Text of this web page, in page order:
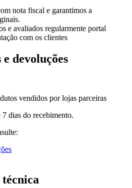
nota fiscal e garantimos a
e avaliados regularmente portal
com os clientes
devoluções
vendidos por lojas parceiras
dias do recebimento.